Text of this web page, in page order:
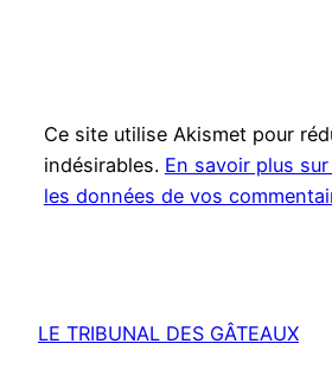
Ce site utilise Akismet pour
indésirables. En savoir plus
les données de vos
LE TRIBUNAL DES GÂTEAUX